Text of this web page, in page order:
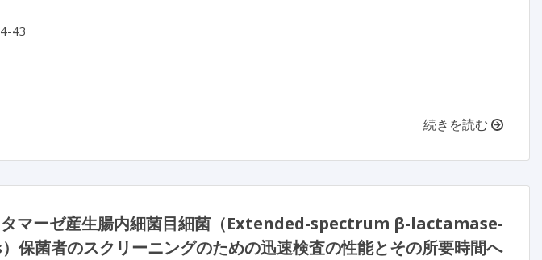
43
続きを読む
タマーゼ産生腸内細菌目細菌（Extended-spectrum β-lactamase-
菌者のスクリーニングのための迅速検査の性能とその所要時間へ